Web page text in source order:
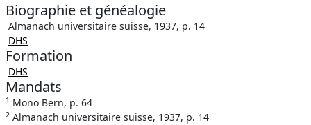
Biographie et généalogie
Almanach universitaire suisse, 1937, p. 14
DHS
Formation
DHS
Mandats
1 Mono Bern, p. 64
2 Almanach universitaire suisse, 1937, p. 14